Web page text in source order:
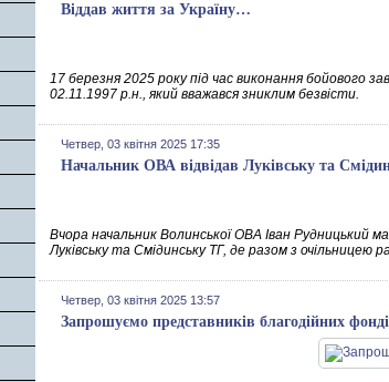
Віддав життя за Україну…
17 березня 2025 року під час виконання
02.11.1997 р.н., який вважався зниклим безвісти.
Четвер, 03 квітня 2025 17:35
Начальник ОВА відвідав Луківську та
Вчора начальник Волинської ОВА Іван Рудницький
Луківську та Смідинську ТГ, де разом з
Четвер, 03 квітня 2025 13:57
Запрошуємо представників благодійних